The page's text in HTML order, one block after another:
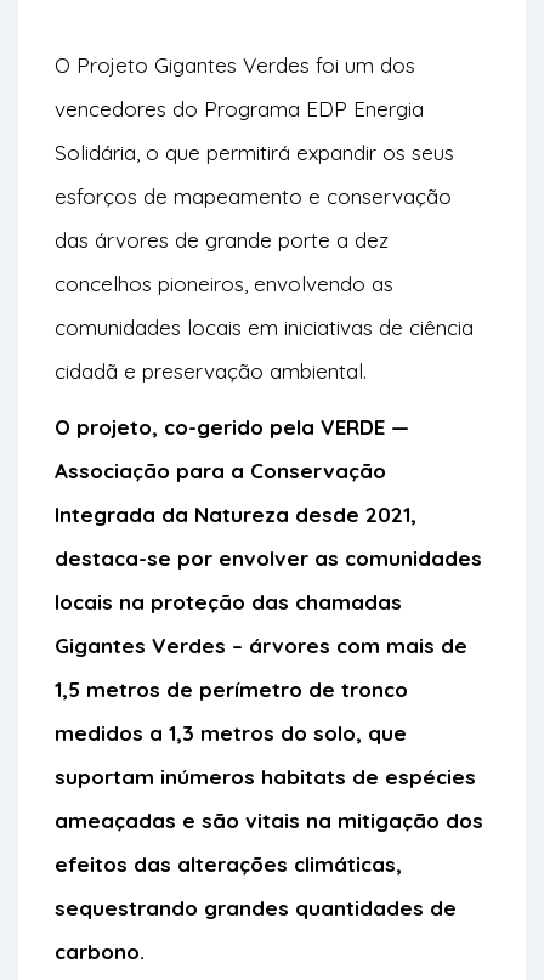
O Projeto Gigantes Verdes foi um dos
vencedores do Programa EDP Energia
Solidária, o que permitirá expandir os seus
esforços de mapeamento e conservação
das árvores de grande porte a dez
concelhos pioneiros, envolvendo as
comunidades locais em iniciativas de ciência
cidadã e preservação ambiental.
O projeto, co-gerido pela VERDE —
Associação para a Conservação
Integrada da Natureza desde 2021,
destaca-se por envolver as comunidades
locais na proteção das chamadas
Gigantes Verdes – árvores com mais de
1,5 metros de perímetro de tronco
medidos a 1,3 metros do solo, que
suportam inúmeros habitats de espécies
ameaçadas e são vitais na mitigação dos
efeitos das alterações climáticas,
sequestrando grandes quantidades de
carbono.